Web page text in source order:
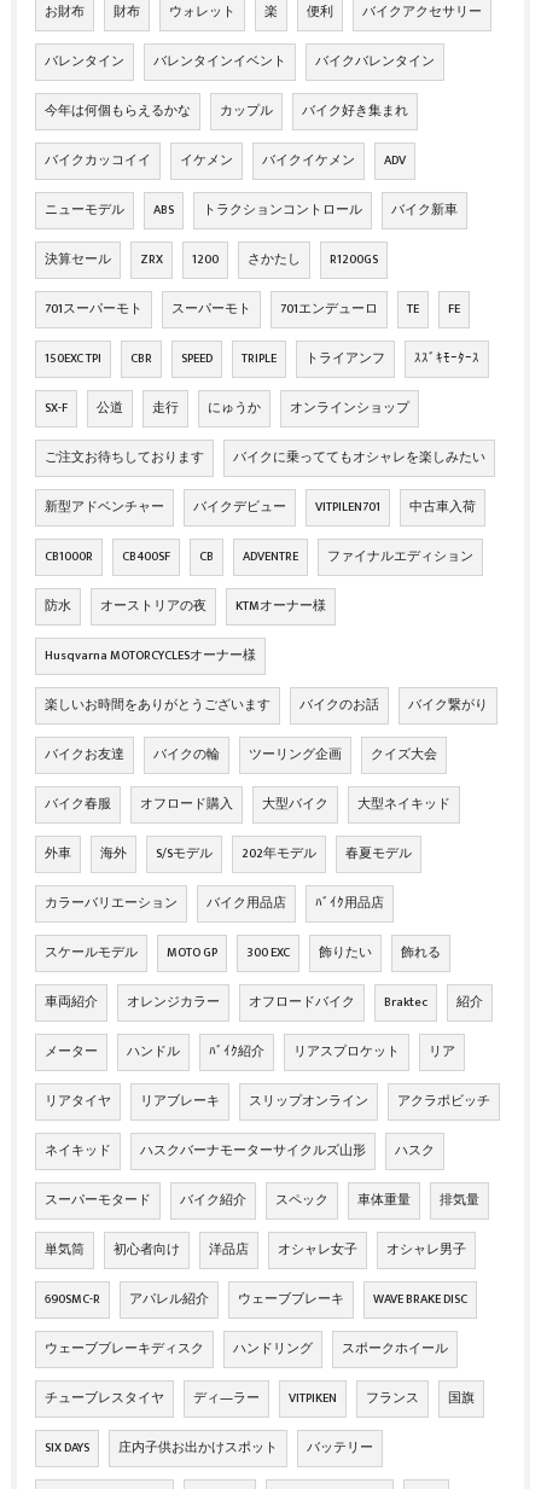
お財布 財布 ウォレット 楽 便利 バイクアクセサリー
バレンタイン バレンタインイベント バイクバレンタイン
今年は何個もらえるかな カップル バイク好き集まれ
バイクカッコイイ イケメン バイクイケメン ADV
ニューモデル ABS トラクションコントロール バイク新車
決算セール ZRX 1200 さかたし R1200GS
701スーパーモト スーパーモト 701エンデューロ TE FE
150EXC TPI CBR SPEED TRIPLE トライアンフ ｽｽﾞｷﾓｰﾀｰｽ
SX-F 公道 走行 にゅうか オンラインショップ
ご注文お待ちしております バイクに乗っててもオシャレを楽しみたい
新型アドベンチャー バイクデビュー VITPILEN701 中古車入荷
CB1000R CB400SF CB ADVENTRE ファイナルエディション
防水 オーストリアの夜 KTMオーナー様
Husqvarna MOTORCYCLESオーナー様
楽しいお時間をありがとうございます バイクのお話 バイク繋がり
バイクお友達 バイクの輪 ツーリング企画 クイズ大会
バイク春服 オフロード購入 大型バイク 大型ネイキッド
外車 海外 S/Sモデル 202年モデル 春夏モデル
カラーバリエーション バイク用品店 ﾊﾞｲｸ用品店
スケールモデル MOTO GP 300 EXC 飾りたい 飾れる
車両紹介 オレンジカラー オフロードバイク Braktec 紹介
メーター ハンドル ﾊﾞｲｸ紹介 リアスプロケット リア
リアタイヤ リアブレーキ スリップオンライン アクラポビッチ
ネイキッド ハスクバーナモーターサイクルズ山形 ハスク
スーパーモタード バイク紹介 スペック 車体重量 排気量
単気筒 初心者向け 洋品店 オシャレ女子 オシャレ男子
690SMC-R アパレル紹介 ウェーブブレーキ WAVE BRAKE DISC
ウェーブブレーキディスク ハンドリング スポークホイール
チューブレスタイヤ ディ―ラー VITPIKEN フランス 国旗
SIX DAYS 庄内子供お出かけスポット バッテリー